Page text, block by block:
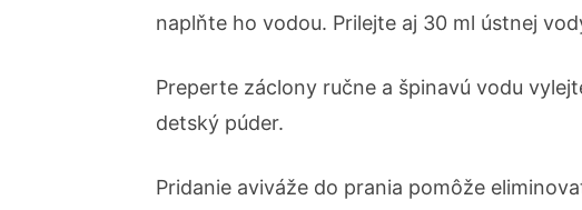
naplňte ho vodou. Prilejte aj 30 ml ústnej
Preperte záclony ručne a špinavú vodu
detský púder.
Pridanie aviváže do prania pomôže